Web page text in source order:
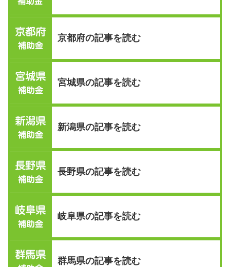
京都府の記事を読む
宮城県の記事を読む
新潟県の記事を読む
長野県の記事を読む
岐阜県の記事を読む
群馬県の記事を読む